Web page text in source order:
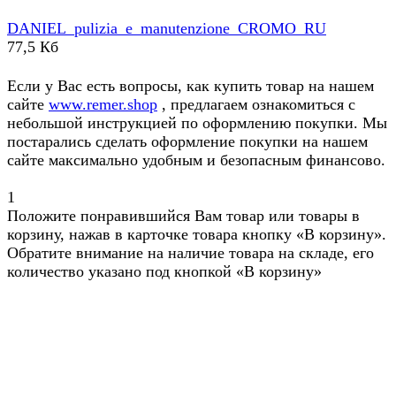
DANIEL_pulizia_e_manutenzione_CROMO_RU
77,5 Кб
Если у Вас есть вопросы, как купить товар на нашем
сайте www.remer.shop , предлагаем ознакомиться с
небольшой инструкцией по оформлению покупки. Мы
постарались сделать оформление покупки на нашем
сайте максимально удобным и безопасным финансово.
1
Положите понравившийся Вам товар или товары в
корзину, нажав в карточке товара кнопку «В корзину».
Обратите внимание на наличие товара на складе, его
количество указано под кнопкой «В корзину»